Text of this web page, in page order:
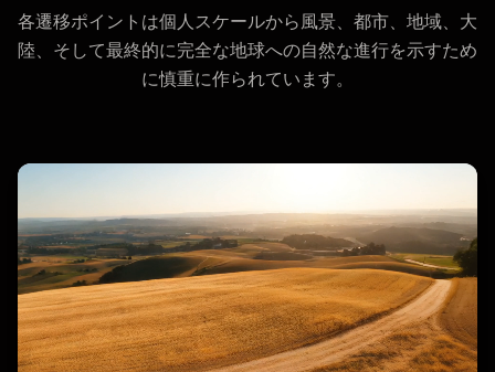
各遷移ポイントは個人スケールから風景、都市、地域、大
陸、そして最終的に完全な地球への自然な進行を示すため
に慎重に作られています。